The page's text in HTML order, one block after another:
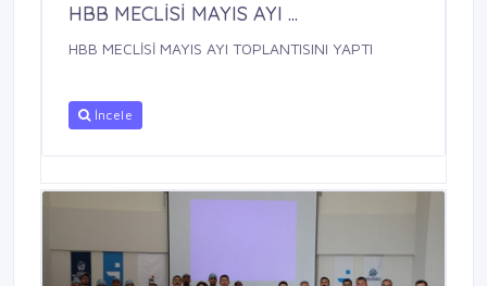
HBB MECLİSİ MAYIS AYI ...
HBB MECLİSİ MAYIS AYI TOPLANTISINI YAPTI
İncele